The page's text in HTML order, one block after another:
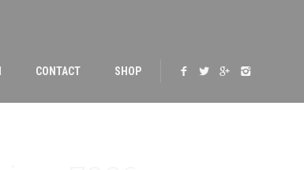
CONTACT SHOP